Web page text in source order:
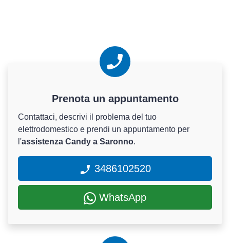
Prenota un appuntamento
Contattaci, descrivi il problema del tuo
elettrodomestico e prendi un appuntamento per
l'assistenza Candy a Saronno.
3486102520
WhatsApp